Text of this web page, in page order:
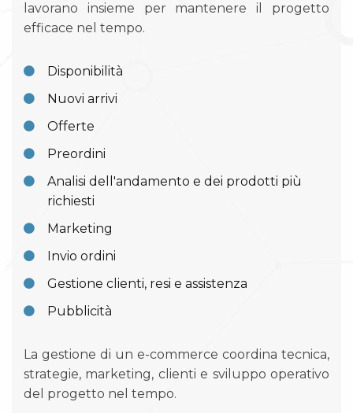
lavorano insieme per mantenere il progetto
efficace nel tempo.
Disponibilità
Nuovi arrivi
Offerte
Preordini
Analisi dell'andamento e dei prodotti più
richiesti
Marketing
Invio ordini
Gestione clienti, resi e assistenza
Pubblicità
La gestione di un e-commerce coordina tecnica,
strategie, marketing, clienti e sviluppo operativo
del progetto nel tempo.